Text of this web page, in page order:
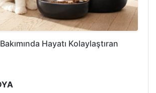
Hayatı Kolaylaştıran